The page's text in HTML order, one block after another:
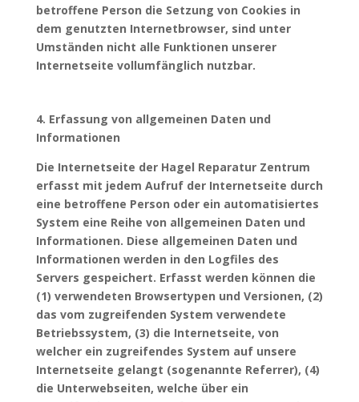
betroffene Person die Setzung von Cookies in
dem genutzten Internetbrowser, sind unter
Umständen nicht alle Funktionen unserer
Internetseite vollumfänglich nutzbar.
4. Erfassung von allgemeinen Daten und
Informationen
Die Internetseite der Hagel Reparatur Zentrum
erfasst mit jedem Aufruf der Internetseite durch
eine betroffene Person oder ein automatisiertes
System eine Reihe von allgemeinen Daten und
Informationen. Diese allgemeinen Daten und
Informationen werden in den Logfiles des
Servers gespeichert. Erfasst werden können die
(1) verwendeten Browsertypen und Versionen, (2)
das vom zugreifenden System verwendete
Betriebssystem, (3) die Internetseite, von
welcher ein zugreifendes System auf unsere
Internetseite gelangt (sogenannte Referrer), (4)
die Unterwebseiten, welche über ein